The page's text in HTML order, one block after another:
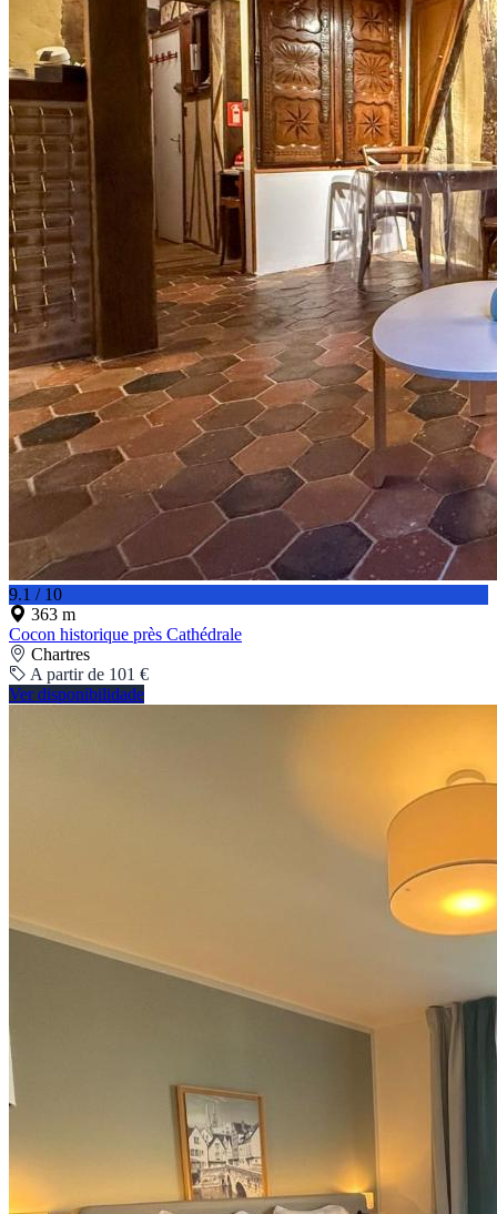
9.1 / 10
363 m
Cocon historique près Cathédrale
Chartres
A partir de 101 €
Ver disponibilidade